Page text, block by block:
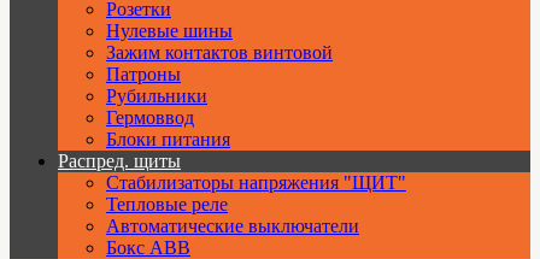
Розетки
Нулевые шины
Зажим контактов винтовой
Патроны
Рубильники
Гермоввод
Блоки питания
Распред. щиты
Стабилизаторы напряжения "ЩИТ"
Тепловые реле
Автоматические выключатели
Бокс ABB